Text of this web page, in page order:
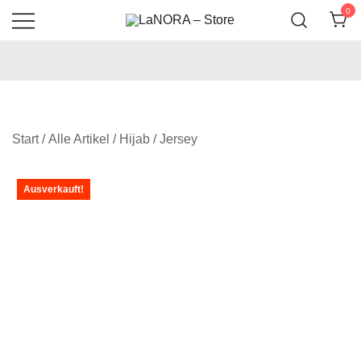
0
Start/Alle Artikel / Hijab /Jersey
Ausverkauft!